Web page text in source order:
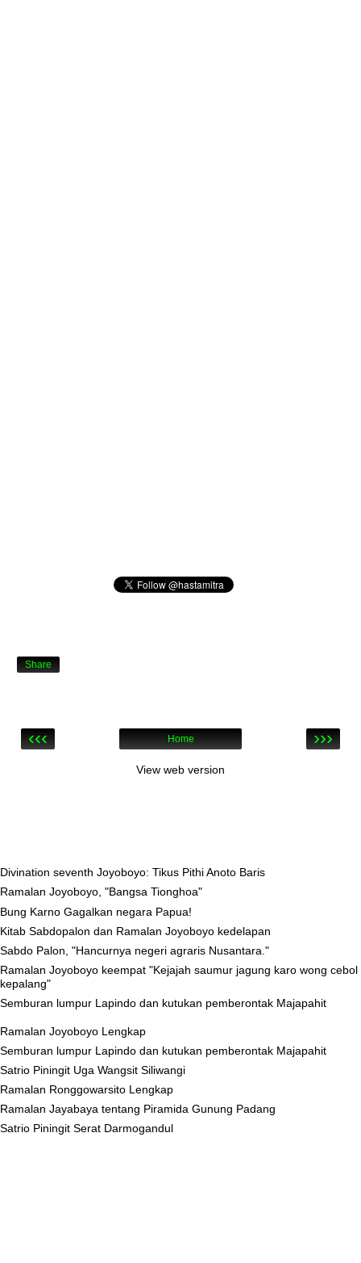
Share
‹‹‹ ›››
Home
View web version
Divination seventh Joyoboyo: Tikus Pithi Anoto Baris
Ramalan Joyoboyo, "Bangsa Tionghoa"
Bung Karno Gagalkan negara Papua!
Kitab Sabdopalon dan Ramalan Joyoboyo kedelapan
Sabdo Palon, "Hancurnya negeri agraris Nusantara."
Ramalan Joyoboyo keempat "Kejajah saumur jagung karo wong cebol
kepalang"
Semburan lumpur Lapindo dan kutukan pemberontak Majapahit
Ramalan Joyoboyo Lengkap
Semburan lumpur Lapindo dan kutukan pemberontak Majapahit
Satrio Piningit Uga Wangsit Siliwangi
Ramalan Ronggowarsito Lengkap
Ramalan Jayabaya tentang Piramida Gunung Padang
Satrio Piningit Serat Darmogandul